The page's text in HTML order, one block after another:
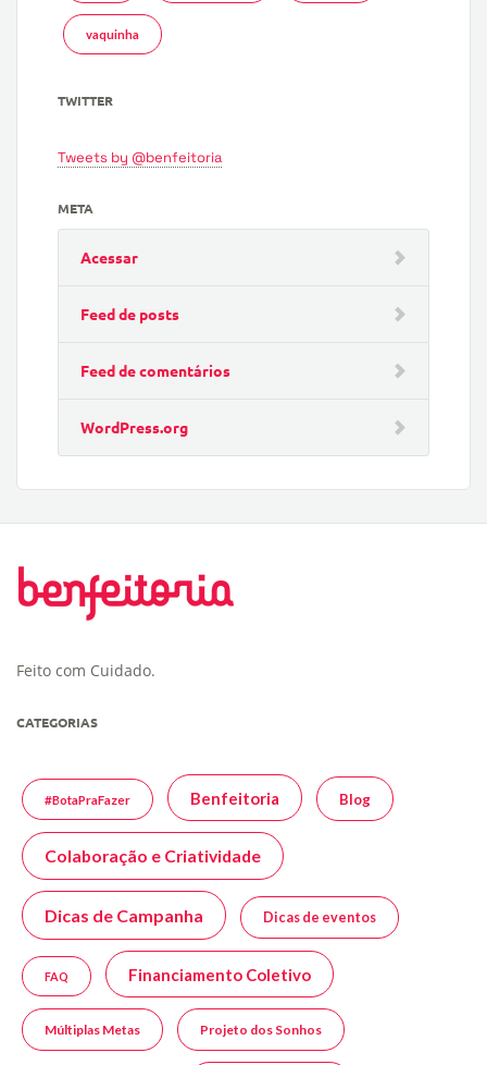
vaquinha
TWITTER
Tweets by @benfeitoria
META
Acessar
Feed de posts
Feed de comentários
WordPress.org
Feito com Cuidado.
CATEGORIAS
#BotaPraFazer Benfeitoria Blog
Colaboração e Criatividade
Dicas de Campanha Dicas de eventos
FAQ Financiamento Coletivo
Múltiplas Metas Projeto dos Sonhos